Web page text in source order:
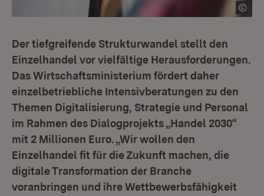
Der tiefgreifende Strukturwandel stellt den
Einzelhandel vor vielfältige Herausforderungen.
Das Wirtschaftsministerium fördert daher
einzelbetriebliche Intensivberatungen zu den
Themen Digitalisierung, Strategie und Personal
im Rahmen des Dialogprojekts „Handel 2030“
mit 2 Millionen Euro. „Wir wollen den
Einzelhandel fit für die Zukunft machen, die
digitale Transformation der Branche
voranbringen und ihre Wettbewerbsfähigkeit